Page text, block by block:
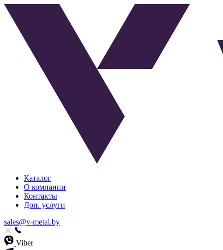
Каталог
О компании
Контакты
Доп. услуги
sales@v-metal.by
Viber